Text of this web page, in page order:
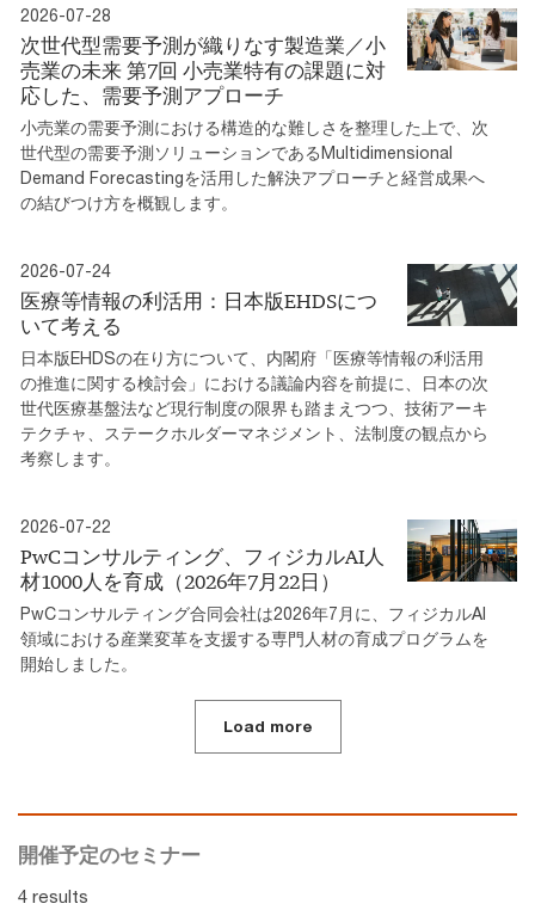
2026-07-28
次世代型需要予測が織りなす製造業／小
売業の未来 第7回 小売業特有の課題に対
応した、需要予測アプローチ
小売業の需要予測における構造的な難しさを整理した上で、次
世代型の需要予測ソリューションであるMultidimensional
Demand Forecastingを活用した解決アプローチと経営成果へ
の結びつけ方を概観します。
2026-07-24
医療等情報の利活用：日本版EHDSにつ
いて考える
日本版EHDSの在り方について、内閣府「医療等情報の利活用
の推進に関する検討会」における議論内容を前提に、日本の次
世代医療基盤法など現行制度の限界も踏まえつつ、技術アーキ
テクチャ、ステークホルダーマネジメント、法制度の観点から
考察します。
2026-07-22
PwCコンサルティング、フィジカルAI人
材1000人を育成（2026年7月22日）
PwCコンサルティング合同会社は2026年7月に、フィジカルAI
領域における産業変革を支援する専門人材の育成プログラムを
開始しました。
Load more
開催予定のセミナー
4 results